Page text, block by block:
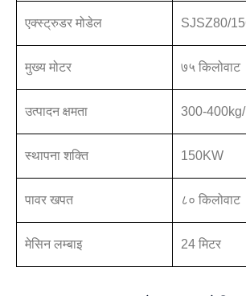
एक्स्ट्रुडर मोडेल SJSZ80/
मुख्य मोटर ७५ किलोवाट
उत्पादन क्षमता 300-
स्थापना शक्ति 150KW
पावर खपत ८० किलोवाट
मेसिन लम्बाइ 24 मिटर